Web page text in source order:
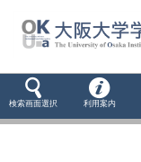
検索画面選択 利用案内